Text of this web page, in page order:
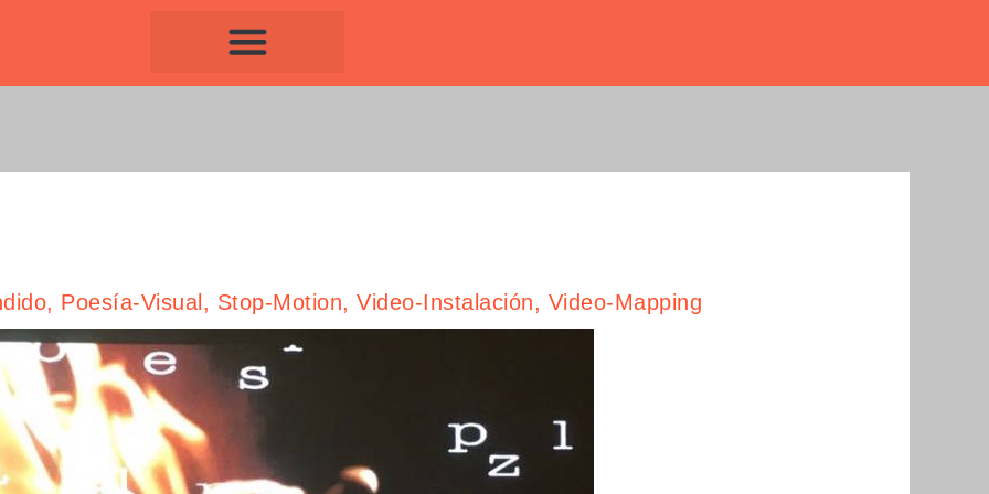
, Poesía-Visual , Stop-Motion, Video-Instalación, Video-Mapping